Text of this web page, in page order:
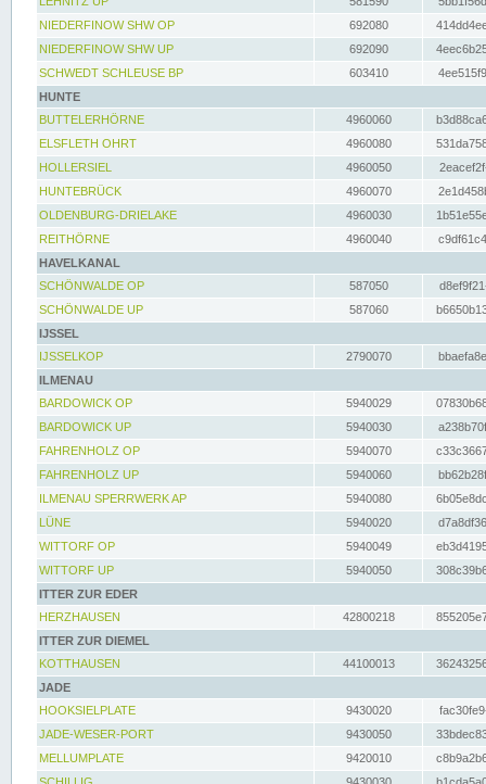
NIEDERFINOW SHW OP
692080
NIEDERFINOW SHW UP
692090
SCHWEDT SCHLEUSE BP
603410
HUNTE
BUTTELERHÖRNE
4960060
ELSFLETH OHRT
4960080
HOLLERSIEL
4960050
HUNTEBRÜCK
4960070
OLDENBURG-DRIELAKE
4960030
REITHÖRNE
4960040
HAVELKANAL
SCHÖNWALDE OP
587050
SCHÖNWALDE UP
587060
IJSSEL
IJSSELKOP
2790070
ILMENAU
BARDOWICK OP
5940029
BARDOWICK UP
5940030
FAHRENHOLZ OP
5940070
FAHRENHOLZ UP
5940060
ILMENAU SPERRWERK AP
5940080
LÜNE
5940020
WITTORF OP
5940049
WITTORF UP
5940050
ITTER ZUR EDER
HERZHAUSEN
42800218
ITTER ZUR DIEMEL
KOTTHAUSEN
44100013
JADE
HOOKSIELPLATE
9430020
JADE-WESER-PORT
9430050
MELLUMPLATE
9420010